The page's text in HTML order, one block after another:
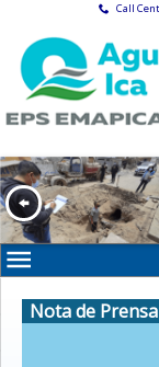
Call
Nota de Prensa